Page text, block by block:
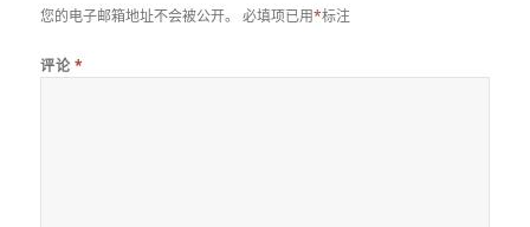
您的电子邮箱地址不会被公开。 必填项已用*标注
评论 *